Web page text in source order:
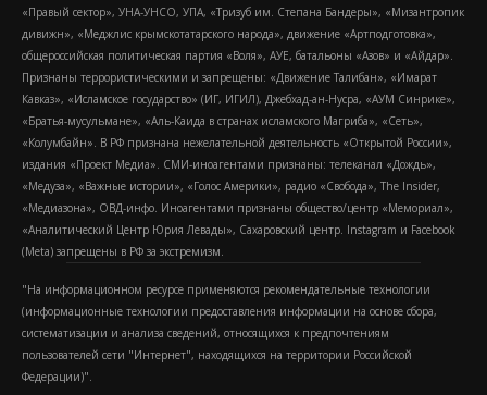
«Правый сектор», УНА-УНСО, УПА, «Тризуб им. Степана Бандеры», «Мизантропик
дивижн», «Меджлис крымскотатарского народа», движение «Артподготовка»,
общероссийская политическая партия «Воля», АУЕ, батальоны «Азов» и «Айдар».
Признаны террористическими и запрещены: «Движение Талибан», «Имарат
Кавказ», «Исламское государство» (ИГ, ИГИЛ), Джебхад-ан-Нусра, «АУМ Синрике»,
«Братья-мусульмане», «Аль-Каида в странах исламского Магриба», «Сеть»,
«Колумбайн». В РФ признана нежелательной деятельность «Открытой России»,
издания «Проект Медиа». СМИ-иноагентами признаны: телеканал «Дождь»,
«Медуза», «Важные истории», «Голос Америки», радио «Свобода», The Insider,
«Медиазона», ОВД-инфо. Иноагентами признаны общество/центр «Мемориал»,
«Аналитический Центр Юрия Левады», Сахаровский центр. Instagram и Facebook
(Metа) запрещены в РФ за экстремизм.
"На информационном ресурсе применяются рекомендательные технологии
(информационные технологии предоставления информации на основе сбора,
систематизации и анализа сведений, относящихся к предпочтениям
пользователей сети "Интернет", находящихся на территории Российской
Федерации)".